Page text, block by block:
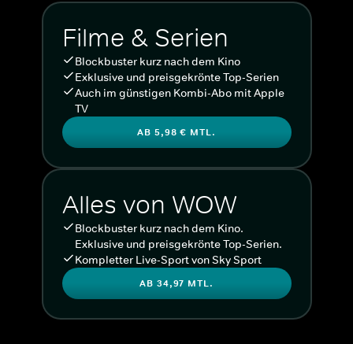
Filme & Serien
Blockbuster kurz nach dem Kino
Exklusive und preisgekrönte Top-Serien
Auch im günstigen Kombi-Abo mit Apple
TV
AB 5,98 € MTL.
Alles von WOW
Blockbuster kurz nach dem Kino.
Exklusive und preisgekrönte Top-Serien.
Kompletter Live-Sport von Sky Sport
AB 34,97 MTL.